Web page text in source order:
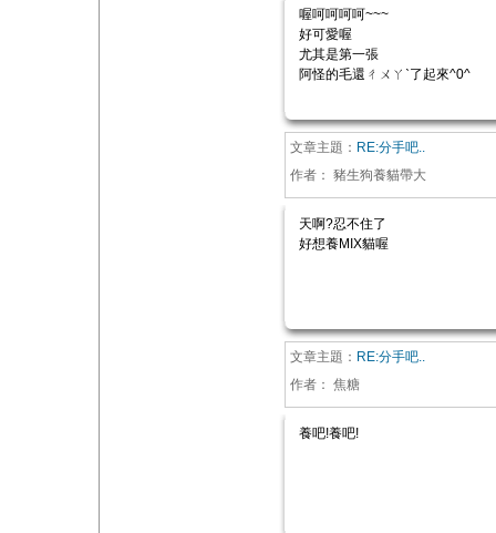
喔呵呵呵呵~~~
好可愛喔
尤其是第一張
阿怪的毛還ㄔㄨㄚˋ了起來^0^
文章主題： RE:分手吧..
作者： 豬生狗養貓帶大
天啊?忍不住了
好想養MIX貓喔
文章主題： RE:分手吧..
作者： 焦糖
養吧!養吧!